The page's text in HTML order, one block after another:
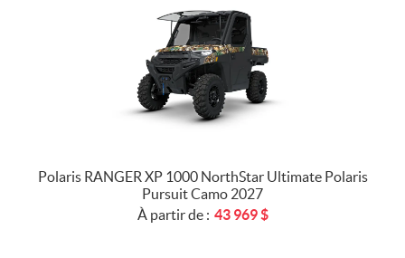
Polaris RANGER XP 1000 NorthStar Ultimate Polaris
Pursuit Camo 2027
À partir de : 43 969$